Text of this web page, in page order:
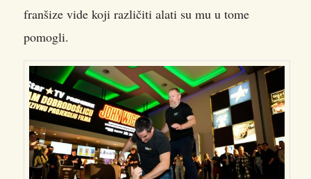
franšize vide koji različiti alati su mu u tome
pomogli.